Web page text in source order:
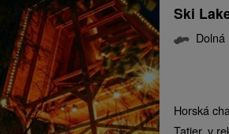
Ski
Horská
Tatier, v